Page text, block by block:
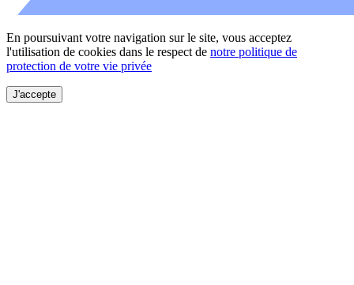
En poursuivant votre navigation sur le site, vous acceptez
l'utilisation de cookies dans le respect de notre politique de
protection de votre vie privée
J'accepte